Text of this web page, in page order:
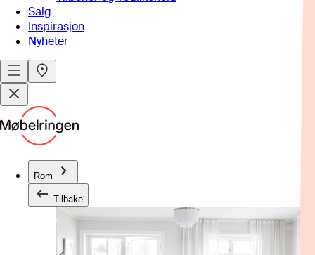
Salg
Inspirasjon
Nyheter
Rom
Tilbake